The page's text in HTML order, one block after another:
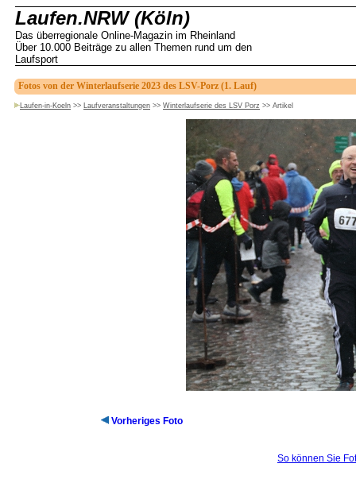
Laufen.NRW (Köln)
Das überregionale Online-Magazin im Rheinland
Über 10.000 Beiträge zu allen Themen rund um den
Laufsport
Fotos von der Winterlaufserie 2023 des LSV-Porz (1. Lauf)
Laufen-in-Koeln >> Laufveranstaltungen >> Winterlaufserie des LSV Porz >> Artikel
Vorheriges Foto
So können Sie